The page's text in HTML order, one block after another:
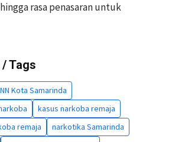
rasa penasaran untuk
Tags
Kota Samarinda
kasus narkoba remaja
remaja
narkotika Samarinda